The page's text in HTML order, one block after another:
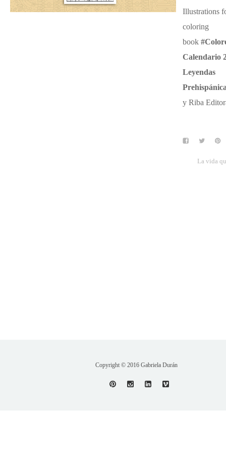
Illustrations
coloring
book
Calendario
Leyendas
y Riba
La vida
Copyright © 2016 Gabriela Durán